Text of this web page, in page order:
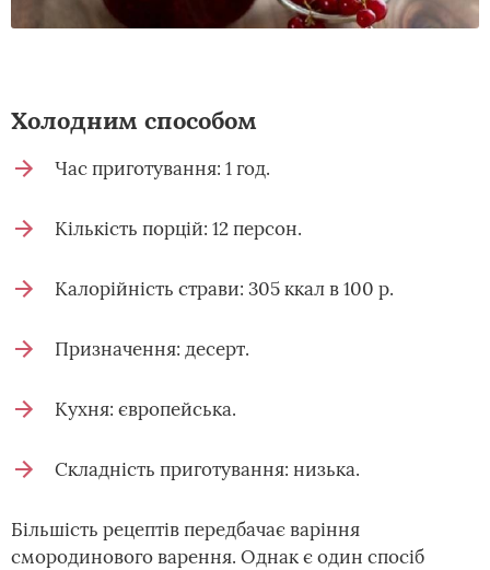
Холодним способом
Час приготування: 1 год.
Кількість порцій: 12 персон.
Калорійність страви: 305 ккал в 100 р.
Призначення: десерт.
Кухня: європейська.
Складність приготування: низька.
Більшість рецептів передбачає варіння
смородинового варення. Однак є один спосіб